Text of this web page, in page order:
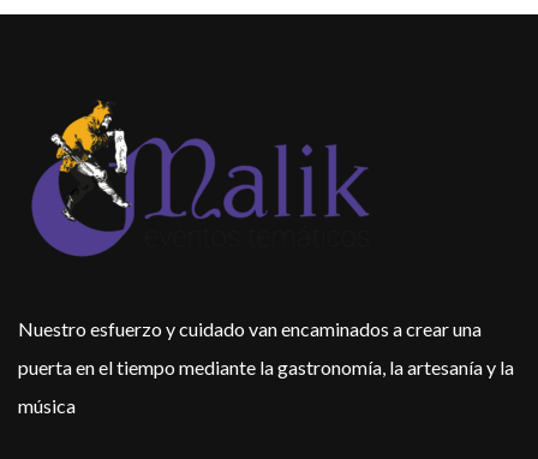
Nuestro esfuerzo y cuidado van encaminados a crear una
puerta en el tiempo mediante la gastronomía, la artesanía y la
música